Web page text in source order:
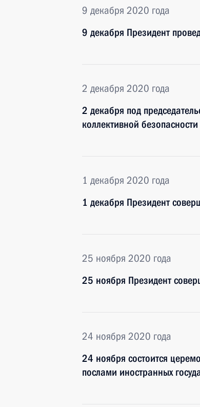
9 декабря 2020 года
9 декабря Президент
2 декабря 2020 года
2 декабря под
коллективной
1 декабря 2020 года
1 декабря Президент
25 ноября 2020 года
25 ноября Президент
24 ноября 2020 года
24 ноября состоится
послами иностранных